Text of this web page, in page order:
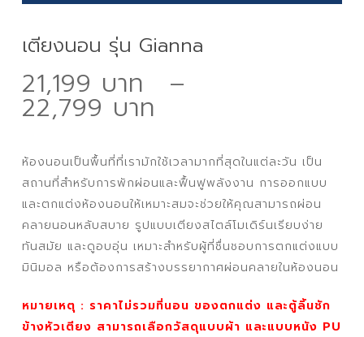
เตียงนอน รุ่น Gianna
21,199 –
22,799
21,199 ฿
through
22,799 ฿
ห้องนอนเป็นพื้นที่ที่เรามักใช้เวลามากที่สุดในแต่ละวัน เป็น
สถานที่สำหรับการพักผ่อนและฟื้นฟูพลังงาน การออกแบบ
และตกแต่งห้องนอนให้เหมาะสมจะช่วยให้คุณสามารถผ่อน
คลายนอนหลับสบาย รูปแบบเตียงสไตล์โมเดิร์นเรียบง่าย
ทันสมัย และดูอบอุ่น เหมาะสำหรับผู้ที่ชื่นชอบการตกแต่งแบบ
มินิมอล หรือต้องการสร้างบรรยากาศผ่อนคลายในห้องนอน
หมายเหตุ : ราคาไม่รวมที่นอน ของตกแต่ง และตู้ลิ้นชัก
ข้างหัวเตียง สามารถเลือกวัสดุแบบผ้า และแบบหนัง PU